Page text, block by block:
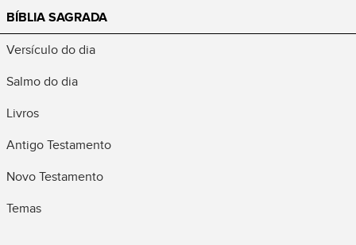
BÍBLIA SAGRADA
Versículo do dia
Salmo do dia
Livros
Antigo Testamento
Novo Testamento
Temas